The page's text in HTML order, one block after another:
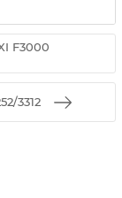
F3000
3312